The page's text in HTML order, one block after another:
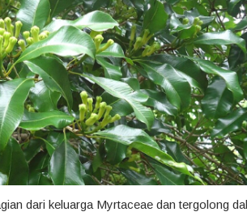
dari keluarga Myrtaceae dan tergolong